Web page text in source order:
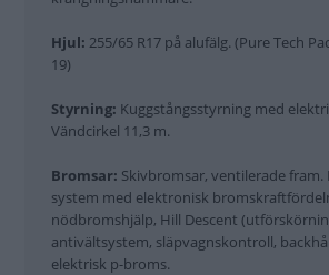
Hjul: 255/65 R17 på alufälg. (Pure Tech
19)
Styrning: Kuggstångsstyrning med
Vändcirkel 11,3 m.
Bromsar: Skivbromsar, ventilerade fram.
system med elektronisk
nödbromshjälp, Hill Descent
antivältsystem, släpvagnskontroll,
elektrisk p-broms.